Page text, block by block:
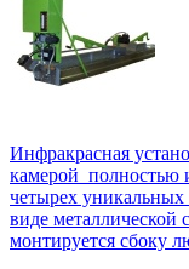
Инфракрасная
камерой полностью
четырех уникальных
виде металлической
монтируется сбоку